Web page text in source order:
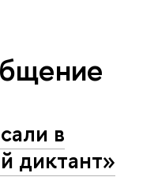
в
диктант»